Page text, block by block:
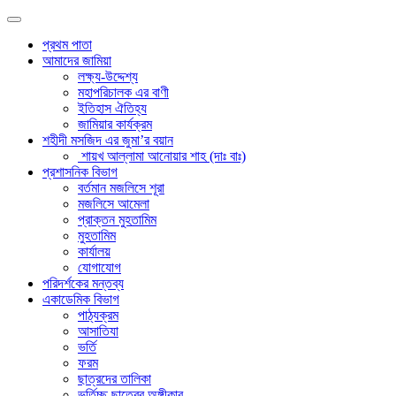
প্রথম পাতা
আমাদের জামিয়া
লক্ষ্য-উদ্দেশ্য
মহাপরিচালক এর বাণী
ইতিহাস ঐতিহ্য
জামিয়ার কার্যক্রম
শহীদী মসজিদ এর জুমা’র বয়ান
শায়খ আল্লামা আনোয়ার শাহ (দাঃ বাঃ)
প্রশাসনিক বিভাগ
বর্তমান মজলিসে শূরা
মজলিসে আমেলা
প্রাক্তন মুহতামিম
মুহতামিম
কার্যালয়
যোগাযোগ
পরিদর্শকের মন্তব্য
একাডেমিক বিভাগ
পাঠ্যক্রম
আসাতিযা
ভর্তি
ফরম
ছাত্রদের তালিকা